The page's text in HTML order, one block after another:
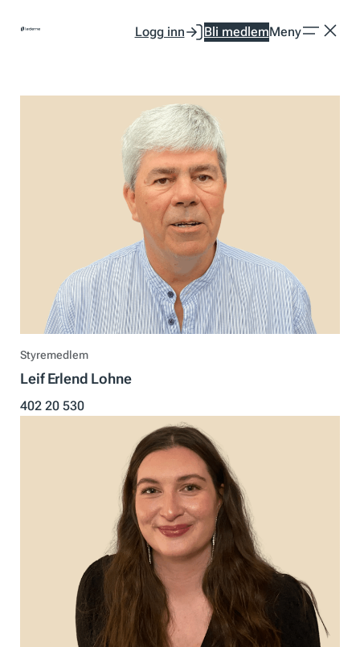
Logg inn Bli medlemMeny
Styremedlem
Leif Erlend Lohne
402 20 530